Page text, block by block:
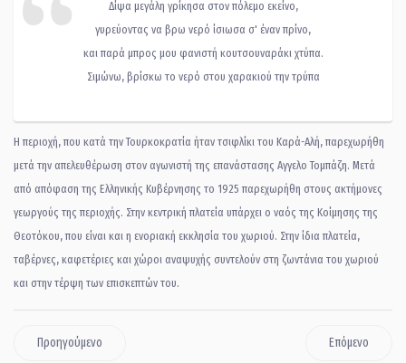
Δίψα μεγάλη γρίκησα στον πόλεμο εκείνο,
γυρεύοντας να βρω νερό ίσιωσα σ' έναν πρίνο,
και παρά μπρος μου φανιστή κουτσουναράκι χτύπα.
Σιμώνω, βρίσκω το νερό στου χαρακιού την τρύπα
Η περιοχή, που κατά την Τουρκοκρατία ήταν τσιφλίκι του Καρά-Αλή, παρεχωρήθη
μετά την απελευθέρωση στον αγωνιστή της επανάστασης Αγγελο Τομπάζη. Μετά
από απόφαση της Ελληνικής Κυβέρνησης το 1925 παρεχωρήθη στους ακτήμονες
γεωργούς της περιοχής. Στην κεντρική πλατεία υπάρχει ο ναός της Κοίμησης της
Θεοτόκου, που είναι και η ενοριακή εκκλησία του χωριού. Στην ίδια πλατεία,
ταβέρνες, καφετέριες και χώροι αναψυχής συντελούν στη ζωντάνια του χωριού
και στην τέρψη των επισκεπτών του.
Προηγούμενο Επόμενο